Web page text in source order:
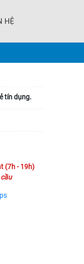
HỆ
tín dụng.
(7h - 19h)